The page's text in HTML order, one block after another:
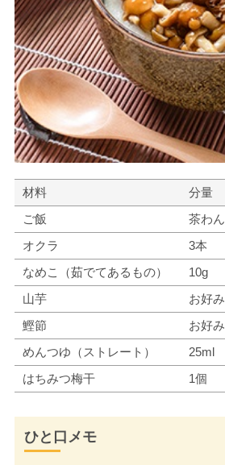
材料
分量
ご飯
茶わ
オクラ
3本
なめこ（茹でてあるもの）
10g
山芋
お好
鰹節
お好
めんつゆ（ストレート）
25ml
はちみつ梅干
1個
ひと口メモ